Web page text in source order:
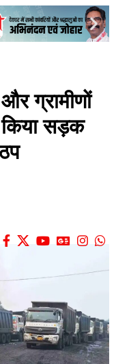
ग्रामीणों
किया सड़क